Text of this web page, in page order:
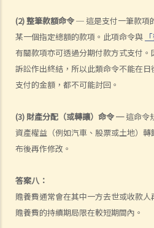
(2) 整筆款額命令─ 這是支付一筆款項
某一個指定總額的款項。此項命令與
有關款項亦可透過分期付款方式支付
訴訟作出終結，所以此類命令不能在
支付的金額，都不可能討回。
(3) 財產分配（或轉讓）命令 ─這命令
資產權益（例如汽車、股票或土地）
布後再作修改。
答案八：
贍養費通常會在其中一方去世或收款
贍養費的持續期局限在較短期間內。
C. 遺棄
1. 如果我的配偶一年來並沒有支付家庭
2. 如果我的配偶剛離開一年多而沒有告
嗎？我需要證明他/她的意圖嗎？
可以因遺棄而離婚嗎？
D. 分居
1. 如果夫妻雙方不同意分居日期，有甚
2. 由於2019冠狀病毒病的大流行，我在
大陸工作了兩年。我可以以分居兩年為
1. 在離婚申請中通過「過失」事實和「